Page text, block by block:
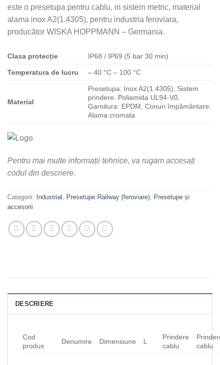
este o presetupa pentru cablu, in sistem metric, material
alama inox A2(1.4305), pentru industria feroviara,
producător WISKA HOPPMANN – Germania.
Clasa protecție IP68 / IP69 (5 bar 30 min)
Temperatura de lucru – 40 °C – 100 °C
Material
Presetupa: Inox A2(1.4305), Sistem
prindere: Poliamida UL94-V0,
Garnitura: EPDM, Conuri împământare:
Alama cromata
Pentru mai multe informații tehnice, va rugam accesați
codul din descriere.
Categorii: Industrial , Presetupe Railway (feroviare), Presetupe și
accesorii
DESCRIERE
Cod
produs
Denumire Dimensiune L
Prindere
cablu
cablu